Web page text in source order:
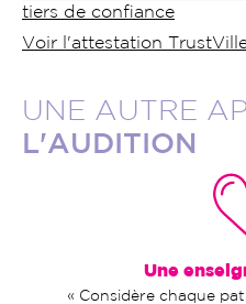
tiers de confiance
Voir l'attestation
UNE AUTRE
L'AUDITION
Une
« Considère chaque